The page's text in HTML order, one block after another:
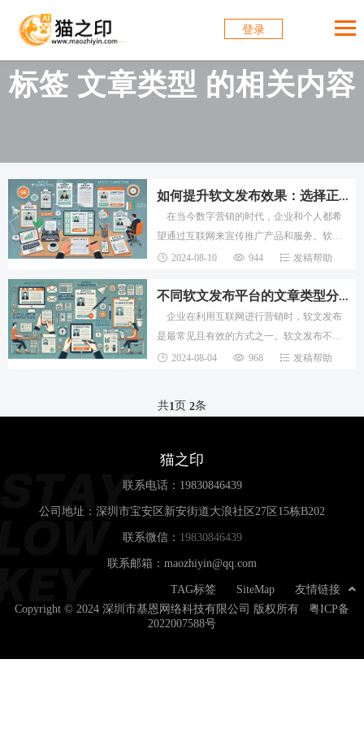
登录
标签 文章类型 的相关内容
如何提升软文发布效果：选择正确的文章类型
在当今数字营销的时代，企业和个人都希
望通过互联网来宣传推广产品和服务。软文
发布作为一种高效的推广方式，因其成本
布后的效
2024-08-10 944 发稿帮助
不同软文发布平台的文章类型分析
企业在利用互联网进行营销时，软文发布
是最常见且有效的方式之一。软文发布不仅
成本低、转化率高，还能在各个平台上产生
2024-08-04 968 发稿帮助
共1 页 2条
猫之印
联系电话： 19830846439
公司地址：深圳市宝安区新安街道大浪社区27区15栋B202
联系微信： 19830846439
联系邮箱：maozhiyin@qq.com
友情链接
SiteMap
TAG标签
Copyright © 2024 深圳市基恩网络科技有限公司 版权所有 粤ICP备
2022007588号